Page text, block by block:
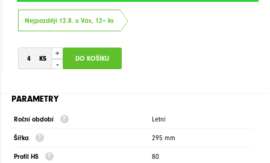
Nejpozději 12.8. u Vás, 12+ ks
+
-
PARAMETRY
Roční období Letní
Šířka 295 mm
Profil HS 80